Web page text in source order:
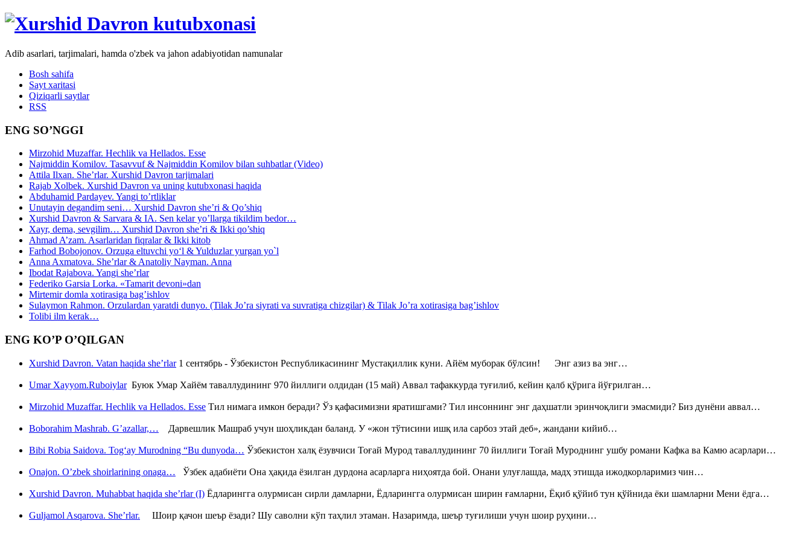
Adib asarlari, tarjimalari, hamda o'zbek va jahon adabiyotidan namunalar
Bosh sahifa
Sayt xaritasi
Qiziqarli saytlar
RSS
ENG SO’NGGI
Mirzohid Muzaffar. Hechlik va Hellados. Esse
Najmiddin Komilov. Tasavvuf & Najmiddin Komilov bilan suhbatlar (Video)
Attila Ilxan. She’rlar. Xurshid Davron tarjimalari
Rajab Xolbek. Xurshid Davron va uning kutubxonasi haqida
Abduhamid Pardayev. Yangi to’rtliklar
Unutayin degandim seni… Xurshid Davron she’ri & Qo’shiq
Xurshid Davron & Sarvara & IA. Sen kelar yo’llarga tikildim bedor…
Xayr, dema, sevgilim… Xurshid Davron she’ri & Ikki qo’shiq
Ahmad A’zam. Asarlaridan fiqralar & Ikki kitob
Farhod Bobojonov. Orzuga eltuvchi yo‘l & Yulduzlar yurgan yo`l
Anna Axmatova. She’rlar & Anatoliy Nayman. Anna
Ibodat Rajabova. Yangi she’rlar
Federiko Garsia Lorka. «Tamarit devoni»dan
Mirtemir domla xotirasiga bag’ishlov
Sulaymon Rahmon. Orzulardan yaratdi dunyo. (Tilak Jo’ra siyrati va suvratiga chizgilar) & Tilak Jo’ra xotirasiga bag’ishlov
Tolibi ilm kerak…
ENG KO’P O’QILGAN
Xurshid Davron. Vatan haqida she’rlar1 сентябрь - Ўзбекистон Республикасининг Мустақиллик куни. Айём муборак бўлсин! Энг азиз ва энг…
Umar Xayyom.RuboiylarБуюк Умар Хайём таваллудининг 970 йиллиги олдидан (15 май) Аввал тафаккурда туғилиб, кейин қалб қўрига йўғрилган…
Mirzohid Muzaffar. Hechlik va Hellados. Esse Тил нимага имкон беради? Ўз қафасимизни яратишгами? Тил инсоннинг энг даҳшатли эринчоқлиги эмасмиди? Биз дунёни аввал…
Boborahim Mashrab. G’azallar,… Дарвешлик Машраб учун шоҳликдан баланд. У «жон тўтисини ишқ ила сарбоз этай деб», жандани кийиб…
Bibi Robia Saidova. Tog‘ay Murodning “Bu dunyoda… Ўзбекистон халқ ёзувчиси Тоғай Мурод таваллудининг 70 йиллиги Тоғай Муроднинг ушбу романи Кафка ва Камю асарлари…
Onajon. O’zbek shoirlarining onaga… Ўзбек адабиёти Она ҳақида ёзилган дурдона асарларга ниҳоятда бой. Онани улуғлашда, мадҳ этишда ижодкорларимиз чин…
Xurshid Davron. Muhabbat haqida she’rlar (I) Ёдларингга олурмисан сирли дамларни, Ёдларингга олурмисан ширин ғамларни, Ёқиб қўйиб тун қўйнида ёки шамларни Мени ёдга…
Guljamol Asqarova. She’rlar. Шоир қачон шеър ёзади? Шу саволни кўп таҳлил этаман. Назаримда, шеър туғилиши учун шоир руҳини…